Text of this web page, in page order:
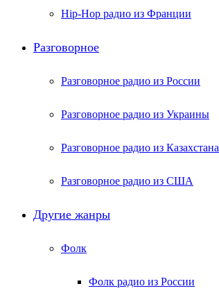
Hip-Hop радио из Франции
Разговорное
Разговорное радио из России
Разговорное радио из Украины
Разговорное радио из Казахстана
Разговорное радио из США
Другие жанры
Фолк
Фолк радио из России